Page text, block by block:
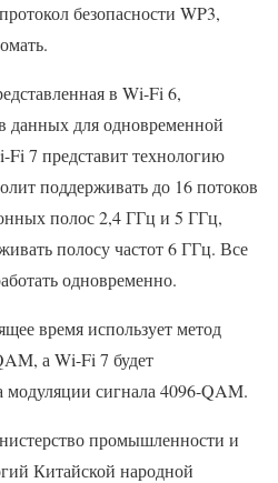
безопасности WP3,
в Wi-Fi 6,
данных для одновременной
7 представит технологию
поддерживать до 16 потоков
полос 2,4 ГГц и 5 ГГц,
полосу частот 6 ГГц. Все
одновременно.
время использует метод
а Wi-Fi 7 будет
модуляции сигнала 4096-QAM.
промышленности и
Китайской народной